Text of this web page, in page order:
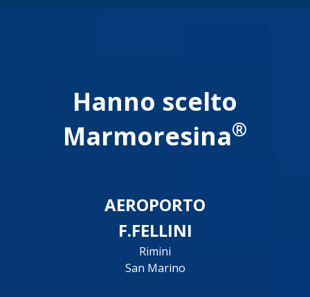
Hanno scelto
Marmoresina®
AEROPORTO
F.FELLINI
Rimini
San Marino